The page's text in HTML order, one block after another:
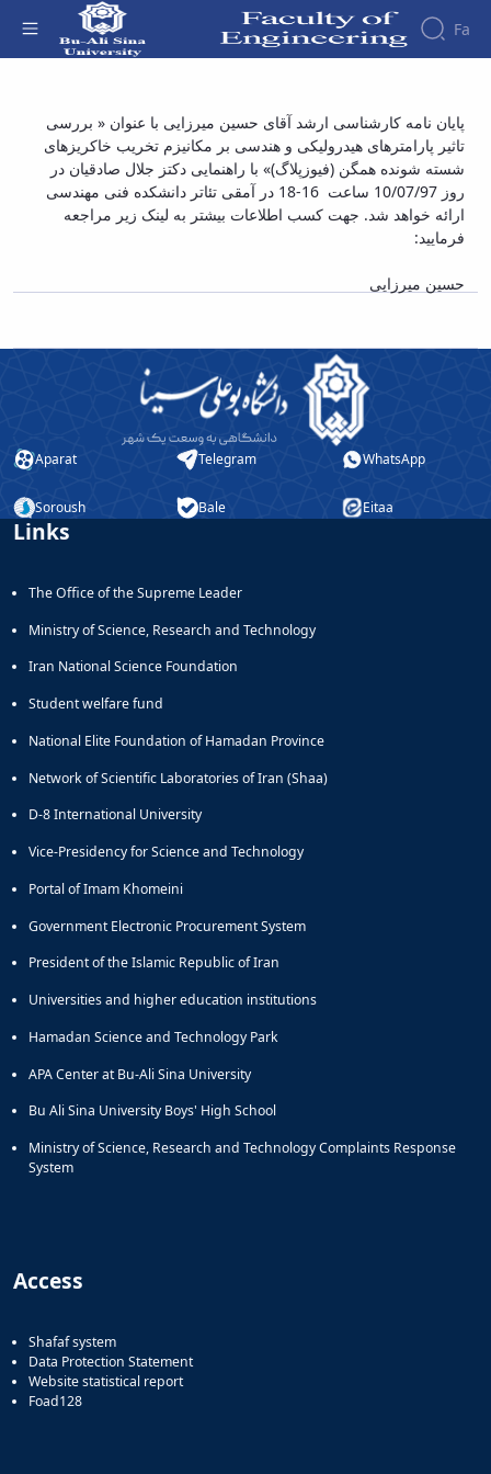
Fa
About
the
Faculty
History
Dean
Faculty
Dean
Educational
Deputy
for
Research
Affairs
Dean
for
Studies
Research
Journals
Journal
of
System
Members
پایان نامه کارشناسی ارشد آقای حسین میرزایی با
عنوان « بررسی تاثیر پارامترهای هیدرولیکی و
هندسی بر مکانیزم تخریب خاکریزهای شسته
شونده همگن (فیوزپلاگ)» - دانشکده فنی و
پایان نامه کارشناسی ارشد آقای حسین میرزایی با عنوان « بررسی
تاثیر پارامترهای هیدرولیکی و هندسی بر مکانیزم تخریب خاکریزهای
شسته شونده همگن (فیوزپلاگ)» با راهنمایی دکتز جلال صادقیان در
روز 10/07/97 ساعت 16-18 در آمقی تئاتر دانشکده فنی مهندسی
ارائه خواهد شد. جهت کسب اطلاعات بیشتر به لینک زیر مراجعه
فرمایید:
حسین میرزایی
Aparat Telegram WhatsApp
Soroush Bale Eitaa
Links
The Office of the Supreme Leader
Ministry of Science, Research and Technology
Iran National Science Foundation
Student welfare fund
National Elite Foundation of Hamadan Province
Network of Scientific Laboratories of Iran (Shaa)
D-8 International University
Vice-Presidency for Science and Technology
Portal of Imam Khomeini
Government Electronic Procurement System
President of the Islamic Republic of Iran
Universities and higher education institutions
Hamadan Science and Technology Park
APA Center at Bu-Ali Sina University
Bu Ali Sina University Boys' High School
Ministry of Science, Research and Technology Complaints Response
System
Access
Shafaf system
Data Protection Statement
Website statistical report
Foad128